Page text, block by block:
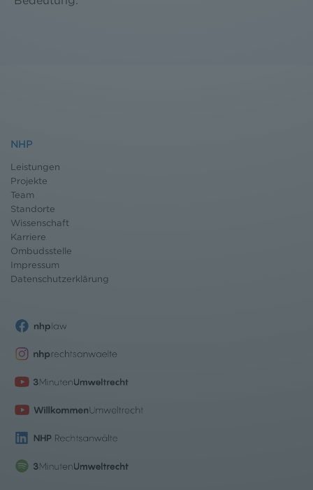
NHP
Leistungen
Projekte
Team
Standorte
Wissenschaft
Karriere
Ombudsstelle
Impressum
Datenschutzerklärung